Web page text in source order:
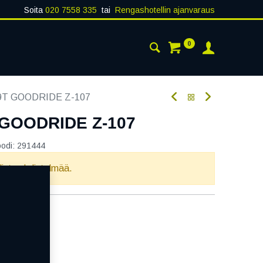
Soita 020 7558 335 tai Rengashotellin ajanvaraus
0
GOODRIDE Z-107
Z-107
291444
yhdistelmää.